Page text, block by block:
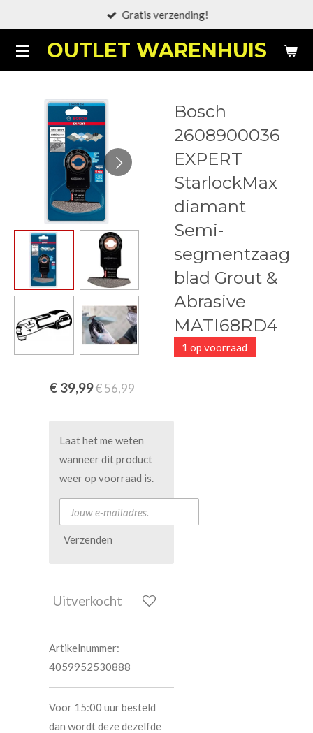
naar
de
OUTLET WARENHUIS
Gratis verzending!
Bosch
2608900036
EXPERT
StarlockMax
diamant
Semi-
segmentzaag
blad Grout &
Abrasive
MATI68RD4
1 op voorraad
€ 39,99€ 56,99
Laat het me weten
wanneer dit product
weer op voorraad is.
Verzenden
Uitverkocht
Artikelnummer:
4059952530888
Voor 15:00 uur besteld
dan wordt deze dezelfde